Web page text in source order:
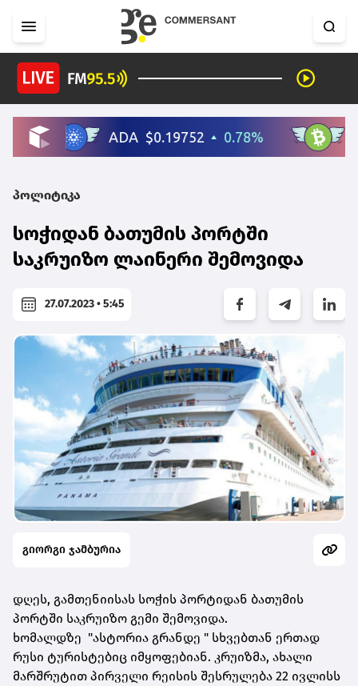
პოლიტიკა
სოჭიდან ბათუმის პორტში
საკრუიზო ლაინერი შემოვიდა
27.07.2023 • 5:45
გიორგი ჯამბურია
დღეს, გამთენიისას სოჭის პორტიდან ბათუმის
პორტში საკრუიზო გემი შემოვიდა.
ხომალდზე "ასტორია გრანდე " სხვებთან ერთად
რუსი ტურისტებიც იმყოფებიან. კრუიზმა, ახალი
მარშრუტით პირველი რეისის შესრულება 22 ივლისს